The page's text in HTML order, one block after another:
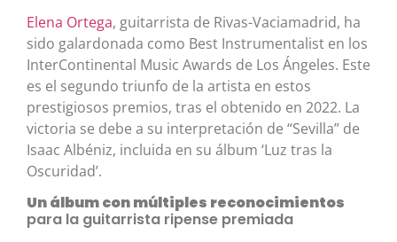
Elena Ortega, guitarrista de Rivas-Vaciamadrid, ha
sido galardonada como Best Instrumentalist en los
InterContinental Music Awards de Los Ángeles. Este
es el segundo triunfo de la artista en estos
prestigiosos premios, tras el obtenido en 2022. La
victoria se debe a su interpretación de “Sevilla” de
Isaac Albéniz, incluida en su álbum ‘Luz tras la
Oscuridad’.
Un álbum con múltiples reconocimientos
para la guitarrista ripense premiada